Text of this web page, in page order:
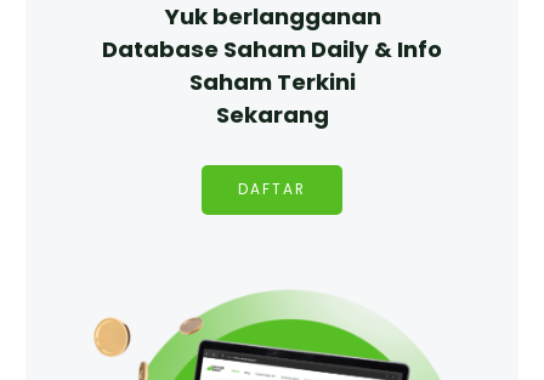
Yuk berlangganan
Database Saham Daily & Info
Saham Terkini
Sekarang
DAFTAR